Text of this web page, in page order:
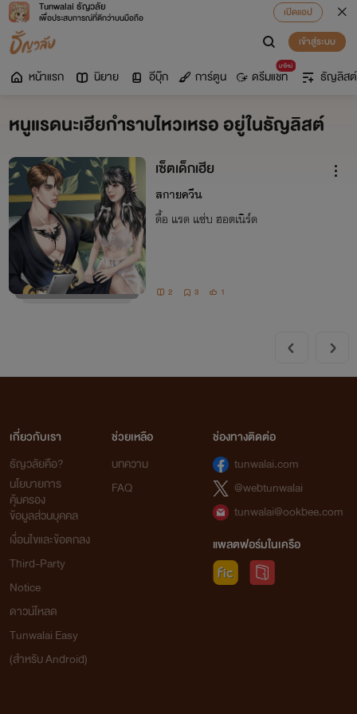
Tunwalai ธัญวลัย
เพื่อประสบการณ์ที่ดีกว่าบนมือถือ
เปิดแอป
เข้าสู่ระบบ
หน้าแรก นิยาย อีบุ๊ก การ์ตูน
มาใหม่
ดรีมแชท ธัญลิสต์
หนูแรดนะเฮียกำราบไหวเหรอ อยู่ในธัญลิสต์
เซ็ตเด็กเฮีย
สกายควีน
ดื้อ แรด แซ่บ ฮอตเนิร์ด
2 3 1
เกี่ยวกับเรา
ธัญวลัยคือ?
นโยบายการ
คุ้มครอง
ข้อมูลส่วนบุคคล
เงื่อนไขและข้อตกลง
Third-Party
Notice
ดาวน์โหลด
Tunwalai Easy
(สำหรับ Android)
ช่วยเหลือ
บทความ
FAQ
ช่องทางติดต่อ
tunwalai.com
@webtunwalai
tunwalai@ookbee.com
แพลตฟอร์มในเครือ